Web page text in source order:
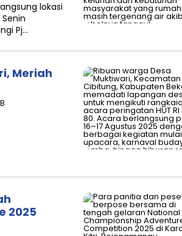
lokasi
Pj…
Meriah
2025